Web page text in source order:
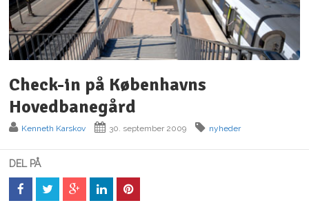
Check-in på Københavns
Hovedbanegård
Kenneth Karskov 30. september 2009 nyheder
DEL PÅ